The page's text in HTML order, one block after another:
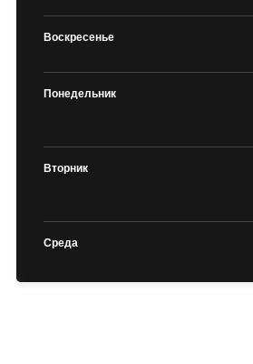
Воскресенье
Понедельник
Вторник
Среда